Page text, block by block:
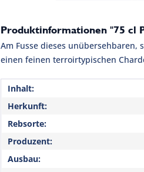
Produktinformationen "75 cl
Am Fusse dieses unübersehbaren,
einen feinen terroirtypischen
Inhalt:
Herkunft:
Rebsorte:
Produzent:
Ausbau: